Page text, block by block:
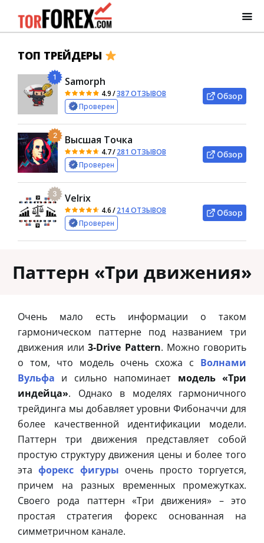
ТОП ТРЕЙДЕРЫ
1 Samorph
4.9/387 ОТЗЫВОВ
Проверен
Обзор
2 Высшая Точка
4.7/281 ОТЗЫВОВ
Проверен
Обзор
3 Velrix
4.6/214 ОТЗЫВОВ
Проверен
Обзор
Паттерн «Три движения»
Очень мало есть информации о таком
гармоническом паттерне под названием три
движения или3-Drive Pattern. Можно говорить
о том, что модель очень схожа с Волнами
Вульфа и сильно напоминает модель «Три
индейца». Однако в моделях гармоничного
трейдинга мы добавляет уровни Фибоначчи для
более качественной идентификации модели.
Паттерн три движения представляет собой
простую структуру движения цены и более того
этафорекс фигуры очень просто торгуется,
причем на разных временных промежутках.
Своего рода паттерн «Три движения» – это
простая стратегия форекс основанная на
симметричном канале.